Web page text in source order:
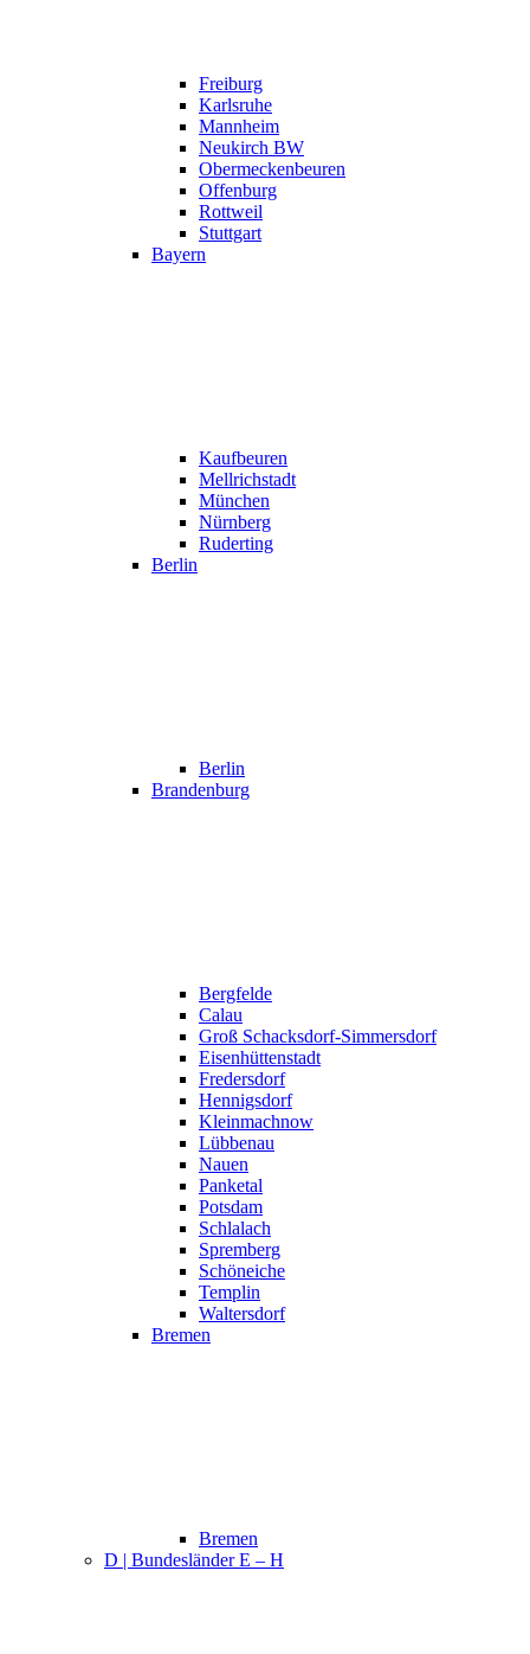
Freiburg
Karlsruhe
Mannheim
Neukirch BW
Obermeckenbeuren
Offenburg
Rottweil
Stuttgart
Bayern
Kaufbeuren
Mellrichstadt
München
Nürnberg
Ruderting
Berlin
Berlin
Brandenburg
Bergfelde
Calau
Groß Schacksdorf-Simmersdorf
Eisenhüttenstadt
Fredersdorf
Hennigsdorf
Kleinmachnow
Lübbenau
Nauen
Panketal
Potsdam
Schlalach
Spremberg
Schöneiche
Templin
Waltersdorf
Bremen
Bremen
D | Bundesländer E – H